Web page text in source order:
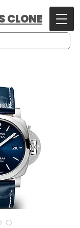
CLONE